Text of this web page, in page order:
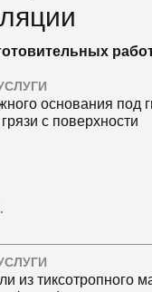
основания под
с поверхности
из тиксотропного